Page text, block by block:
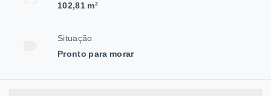
102,81 m²
Situação
Pronto para morar